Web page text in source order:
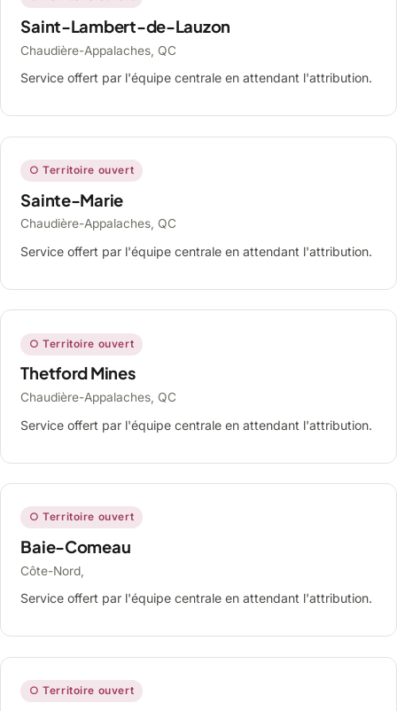
Saint-Lambert-de-Lauzon
Chaudière-Appalaches, QC
Service offert par l'équipe centrale en attendant l'attribution.
○ Territoire ouvert
Sainte-Marie
Chaudière-Appalaches, QC
Service offert par l'équipe centrale en attendant l'attribution.
○ Territoire ouvert
Thetford Mines
Chaudière-Appalaches, QC
Service offert par l'équipe centrale en attendant l'attribution.
○ Territoire ouvert
Baie-Comeau
Côte-Nord,
Service offert par l'équipe centrale en attendant l'attribution.
○ Territoire ouvert